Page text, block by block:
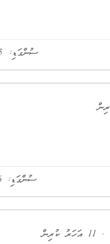
ސުންގަޑި: 25 ފެބުރުވަރީ 2015 14:30
ސުންގަޑި: 16 ފެބުރުވަރީ 2015 13:30
. 11 އަހަރު ކުރިން